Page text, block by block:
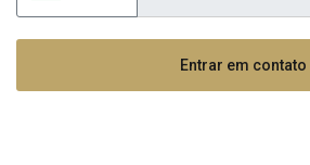
Entrar em contato